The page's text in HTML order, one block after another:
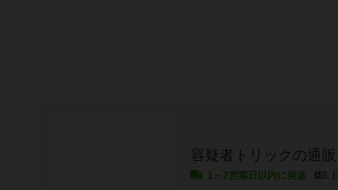
容疑者トリックの通販
1～2営業日以内に発送